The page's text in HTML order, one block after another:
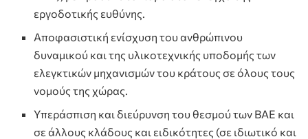
εργοδοτικής ευθύνης.
Αποφασιστική ενίσχυση του ανθρώπινου
δυναμικού και της υλικοτεχνικής υποδομής των
ελεγκτικών μηχανισμών του κράτους σε όλους τους
νομούς της χώρας.
Υπεράσπιση και διεύρυνση του θεσμού των ΒΑΕ και
σε άλλους κλάδους και ειδικότητες (σε ιδιωτικό και